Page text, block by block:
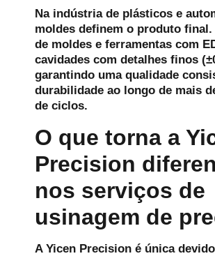
Na indústria de plásticos e
moldes definem o produto
de moldes e ferramentas com
cavidades com detalhes finos
garantindo uma qualidade
durabilidade ao longo de mais
de ciclos.
O que torna a
Precision
nos serviços de
usinagem de
A Yicen Precision é única